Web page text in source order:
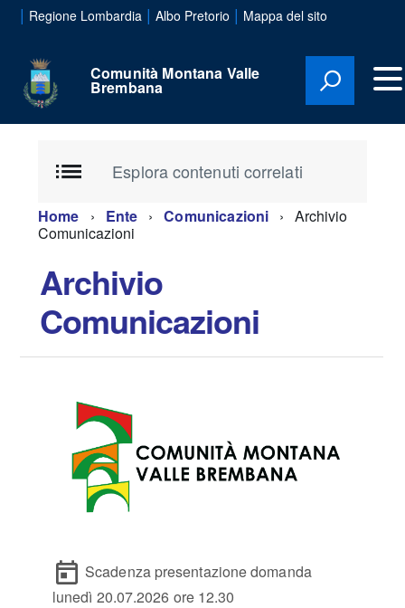
| Regione Lombardia | Albo Pretorio | Mappa del sito
Comunità Montana Valle
Brembana
Esplora contenuti correlati
Home Ente Comunicazioni
Archivio
Comunicazioni
Archivio
Comunicazioni
Scadenza presentazione domanda
lunedì 20.07.2026 ore 12.30